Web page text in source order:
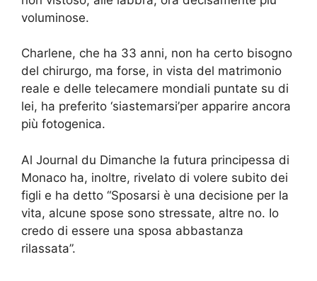
voluminose.
Charlene, che ha 33 anni, non ha certo bisogno
del chirurgo, ma forse, in vista del matrimonio
reale e delle telecamere mondiali puntate su di
lei, ha preferito ‘siastemarsi’per apparire ancora
più fotogenica.
Al Journal du Dimanche la futura principessa di
Monaco ha, inoltre, rivelato di volere subito dei
figli e ha detto “Sposarsi è una decisione per la
vita, alcune spose sono stressate, altre no. Io
credo di essere una sposa abbastanza
rilassata”.